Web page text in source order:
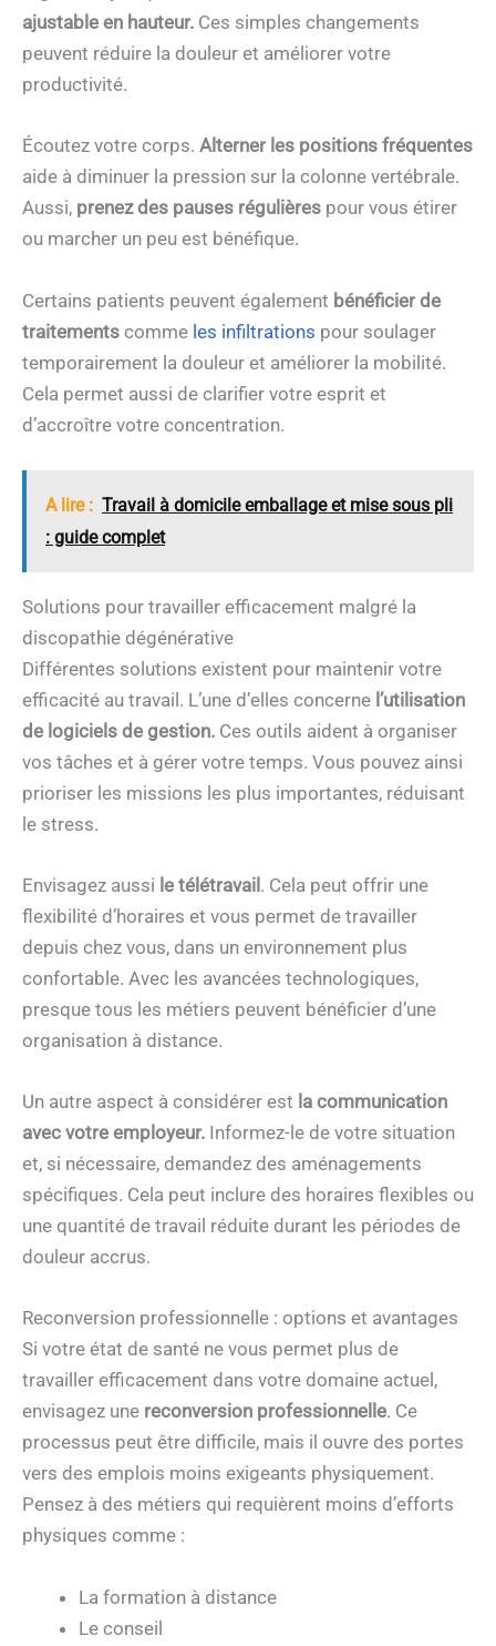
ajustable en hauteur. Ces simples changements
peuvent réduire la douleur et améliorer votre
productivité.
Écoutez votre corps. Alterner les positions fréquentes
aide à diminuer la pression sur la colonne vertébrale.
Aussi, prenez des pauses régulières pour vous étirer
ou marcher un peu est bénéfique.
Certains patients peuvent également bénéficier de
traitements comme les infiltrations pour soulager
temporairement la douleur et améliorer la mobilité.
Cela permet aussi de clarifier votre esprit et
d’accroître votre concentration.
A lire : Travail à domicile emballage et mise sous pli
: guide complet
Solutions pour travailler efficacement malgré la
discopathie dégénérative
Différentes solutions existent pour maintenir votre
efficacité au travail. L’une d’elles concerne l’utilisation
de logiciels de gestion. Ces outils aident à organiser
vos tâches et à gérer votre temps. Vous pouvez ainsi
prioriser les missions les plus importantes, réduisant
le stress.
Envisagez aussi le télétravail. Cela peut offrir une
flexibilité d’horaires et vous permet de travailler
depuis chez vous, dans un environnement plus
confortable. Avec les avancées technologiques,
presque tous les métiers peuvent bénéficier d’une
organisation à distance.
Un autre aspect à considérer est la communication
avec votre employeur. Informez-le de votre situation
et, si nécessaire, demandez des aménagements
spécifiques. Cela peut inclure des horaires flexibles ou
une quantité de travail réduite durant les périodes de
douleur accrus.
Reconversion professionnelle : options et avantages
Si votre état de santé ne vous permet plus de
travailler efficacement dans votre domaine actuel,
envisagez une reconversion professionnelle. Ce
processus peut être difficile, mais il ouvre des portes
vers des emplois moins exigeants physiquement.
Pensez à des métiers qui requièrent moins d’efforts
physiques comme :
La formation à distance
Le conseil